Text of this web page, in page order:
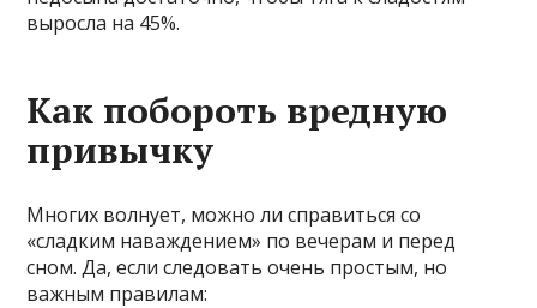
выросла на 45%.
Как побороть вредную
привычку
Многих волнует, можно ли справиться со
«сладким наваждением» по вечерам и перед
сном. Да, если следовать очень простым, но
важным правилам: